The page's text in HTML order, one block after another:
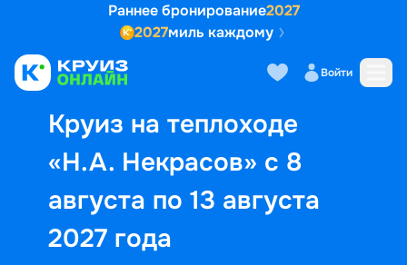
Раннее бронирование2027
2027миль каждому
Войти
Круиз на теплоходе
«Н.А. Некрасов» с 8
августа по 13 августа
2027 года
Выбор кают Маршрут и